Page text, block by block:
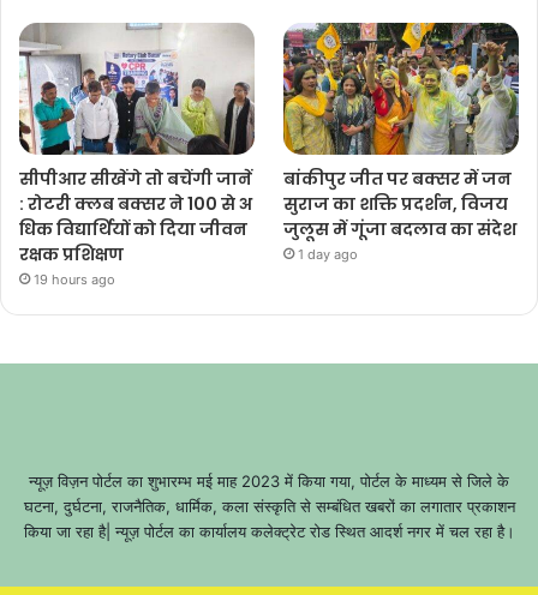
सीपीआर सीखेंगे तो बचेंगी जानें
: रोटरी क्लब बक्सर ने 100 से अ
धिक विद्यार्थियों को दिया जीवन
रक्षक प्रशिक्षण
19 hours ago
बांकीपुर जीत पर बक्सर में जन
सुराज का शक्ति प्रदर्शन, विजय
जुलूस में गूंजा बदलाव का संदेश
1 day ago
न्यूज़ विज़न पोर्टल का शुभारम्भ मई माह 2023 में किया गया, पोर्टल के माध्यम से जिले के
घटना, दुर्घटना, राजनैतिक, धार्मिक, कला संस्कृति से सम्बंधित खबरों का लगातार प्रकाशन
किया जा रहा है| न्यूज़ पोर्टल का कार्यालय कलेक्ट्रेट रोड स्थित आदर्श नगर में चल रहा है।